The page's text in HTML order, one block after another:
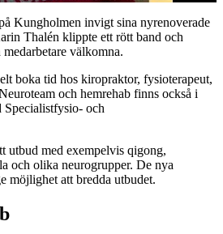
Kungholmen invigt sina nyrenoverade
Thalén klippte ett rött band och
välkomna.
boka tid hos kiropraktor, fysioterapeut,
och hemrehab finns också i
Specialistfysio- och
utbud med exempelvis qigong,
och olika neurogrupper. De nya
möjlighet att bredda utbudet.